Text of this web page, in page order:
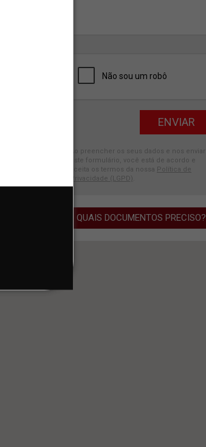
Ao preencher os seus dados e nos enviar
este formulário, você está de acordo e
aceita os termos da nossa
Política de
Privacidade (LGPD)
QUAIS DOCUMENTOS PRECISO?